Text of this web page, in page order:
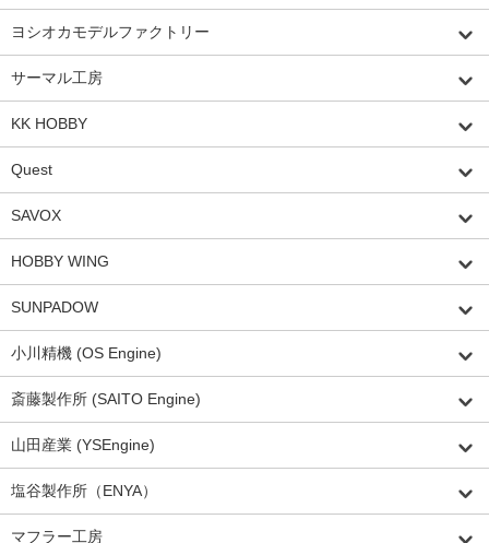
ヨシオカモデルファクトリー
サーマル工房
KK HOBBY
Quest
SAVOX
HOBBY WING
SUNPADOW
小川精機 (OS Engine)
斎藤製作所 (SAITO Engine)
山田産業 (YSEngine)
塩谷製作所（ENYA）
マフラー工房